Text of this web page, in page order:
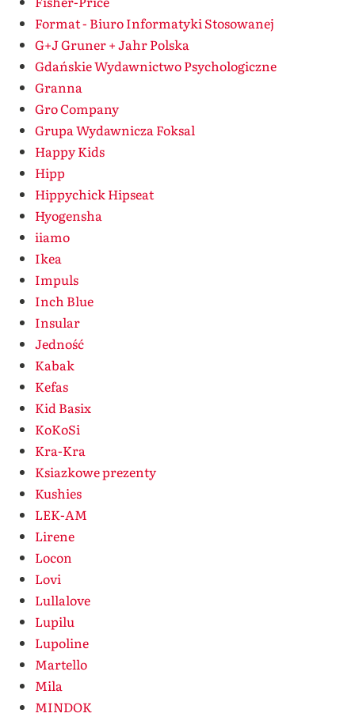
Format - Biuro Informatyki Stosowanej
G+J Gruner + Jahr Polska
Gdańskie Wydawnictwo Psychologiczne
Granna
Gro Company
Grupa Wydawnicza Foksal
Happy Kids
Hipp
Hippychick Hipseat
Hyogensha
iiamo
Ikea
Impuls
Inch Blue
Insular
Jedność
Kabak
Kefas
Kid Basix
KoKoSi
Kra-Kra
Ksiazkowe prezenty
Kushies
LEK-AM
Lirene
Locon
Lovi
Lullalove
Lupilu
Lupoline
Martello
Mila
MINDOK